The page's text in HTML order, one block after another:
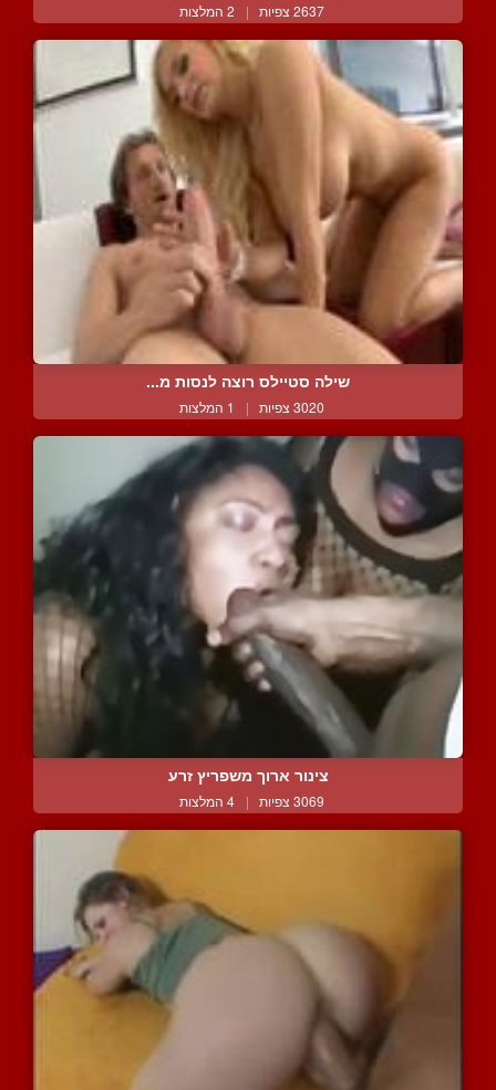
2637 צפיות | 2 המלצות
שילה סטיילס רוצה לנסות מ...
3020 צפיות | 1 המלצות
צינור ארוך משפריץ זרע
3069 צפיות | 4 המלצות